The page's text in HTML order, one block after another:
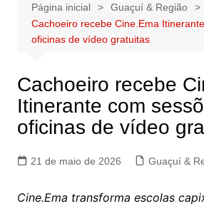
Página inicial
Guaçuí & Região
Cachoeiro recebe Cine.Ema
oficinas de vídeo gratuitas
Cachoeiro recebe
Itinerante com
oficinas de vídeo
21 de maio de 2026 Guaçuí &
Cine.Ema transforma escolas